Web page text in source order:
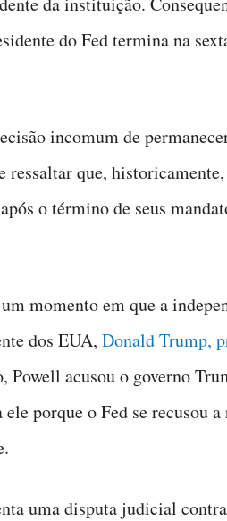
do Fed termina na
incomum de
que,
o término de seus
momento em que a
dos EUA, Donald Trump,
Powell acusou o governo
porque o Fed se recusou a
uma disputa judicial